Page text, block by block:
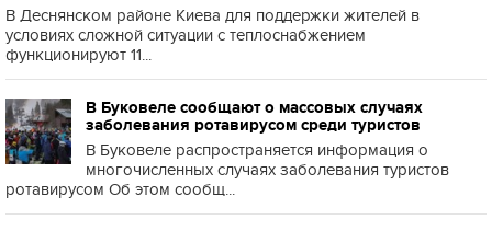
В Деснянском районе Киева для поддержки жителей в
условиях сложной ситуации с теплоснабжением
функционируют 11...
В Буковеле сообщают о массовых случаях
заболевания ротавирусом среди туристов
В Буковеле распространяется информация о
многочисленных случаях заболевания туристов
ротавирусом Об этом сообщ...